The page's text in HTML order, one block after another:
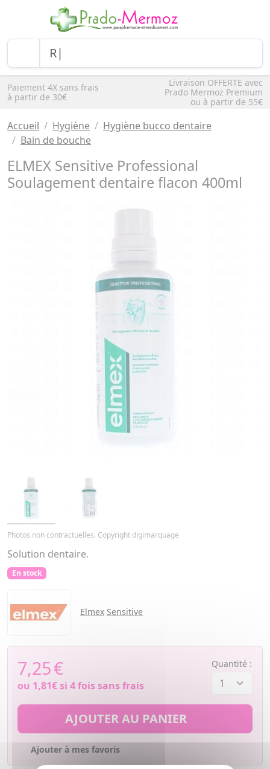
Paiement 4X sans frais
à partir de 30€
Livraison OFFERTE avec
Prado Mermoz Premium
ou à partir de 55€
Accueil Hygiène
Hygiène bucco dentaire
Bain de bouche
ELMEX Sensitive Professional
Soulagement dentaire flacon 400ml
Photos non contractuelles. Copyright digimarquage
Solution dentaire.
En stock
Elmex Sensitive
7,25€
ou 1,81€si 4 fois sans frais
Quantité :
AJOUTER AU PANIER
Ajouter à mes favoris